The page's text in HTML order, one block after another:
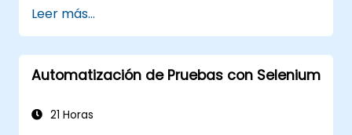
Distribuir las pruebas usando Selenium
Grid
Ejecutar pruebas de regresión con
Selenium en Jenkins
periódicos mediante Jenkins
Leer más...
Automatización de Pruebas con Selenium
21 Horas